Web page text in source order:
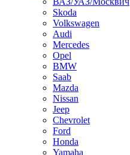
Skoda
Volkswagen
Audi
Mercedes
Opel
BMW
Saab
Mazda
Nissan
Jeep
Chevrolet
Ford
Honda
Yamaha